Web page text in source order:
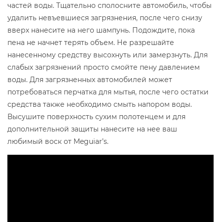
частей воды. Тщательно сполосните автомобиль, чтобы
удалить невъевшиеся загрязнения, после чего снизу
вверх нанесите на него шампунь. Подождите, пока
пена не начнет терять объем. Не разрешайте
нанесенному средству высохнуть или замерзнуть. Для
слабых загрязнений просто смойте пену давлением
воды. Для загрязненных автомобилей может
потребоваться перчатка для мытья, после чего остатки
средства также необходимо смыть напором воды.
Высушите поверхность сухим полотенцем и для
дополнительной защиты нанесите на нее ваш
любимый воск от Meguiar’s.